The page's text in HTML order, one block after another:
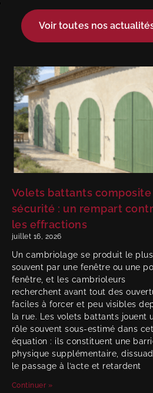
Voir toutes nos
Volets battants
sécurité : un rempart
les effractions
juillet 16, 2026
Un cambriolage se produit le plus
souvent par une fenêtre ou une
fenêtre, et les cambrioleurs
recherchent avant tout des
faciles à forcer et peu visibles
la rue. Les volets battants jouent
rôle souvent sous-estimé dans
équation : ils constituent une
physique supplémentaire,
le passage à l’acte et retardent
Continuer »